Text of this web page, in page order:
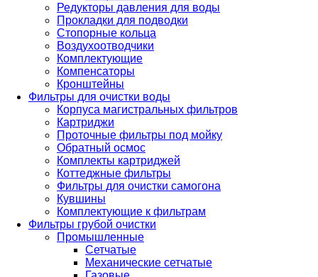
Редукторы давления для воды
Прокладки для подводки
Стопорные кольца
Воздухоотводчики
Комплектующие
Компенсаторы
Кронштейны
Фильтры для очистки воды
Корпуса магистральных фильтров
Картриджи
Проточные фильтры под мойку
Обратный осмос
Комплекты картриджей
Коттеджные фильтры
Фильтры для очистки самогона
Кувшины
Комплектующие к фильтрам
Фильтры грубой очистки
Промышленные
Сетчатые
Механические сетчатые